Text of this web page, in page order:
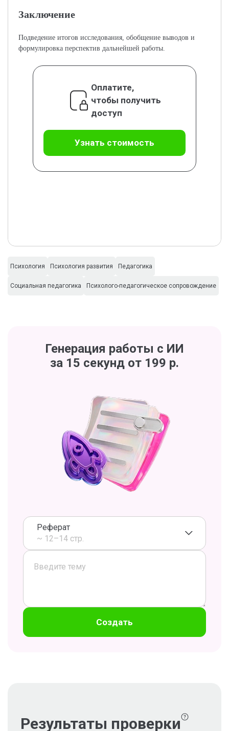
Заключение
Подведение итогов исследования, обобщение выводов и
формулировка перспектив дальнейшей работы.
Оплатите,
чтобы получить
доступ
Узнать стоимость
Психология Психология развития Педагогика
Социальная педагогика Психолого-педагогическое сопровождение
Генерация работы с ИИ
за 15 секунд от 199 р.
Реферат
~ 12–14 стр.
Создать
Результаты проверки